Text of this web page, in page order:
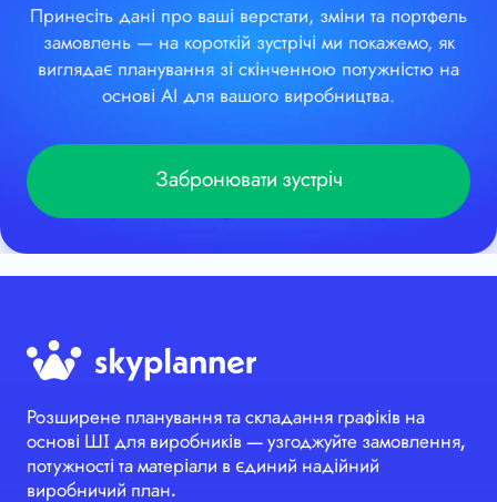
Принесіть дані про ваші верстати, зміни та портфель
замовлень — на короткій зустрічі ми покажемо, як
виглядає планування зі скінченною потужністю на
основі AI для вашого виробництва.
Забронювати зустріч
Розширене планування та складання графіків на
основі ШІ для виробників — узгоджуйте замовлення,
потужності та матеріали в єдиний надійний
виробничий план.